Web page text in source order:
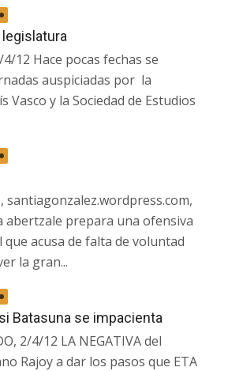
legislatura
12 Hace pocas fechas se
auspiciadas por la
Vasco y la Sociedad de Estudios
santiagonzalez.wordpress.com,
abertzale prepara una ofensiva
que acusa de falta de voluntad
la gran...
Batasuna se impacienta
2/4/12 LA NEGATIVA del
Rajoy a dar los pasos que ETA